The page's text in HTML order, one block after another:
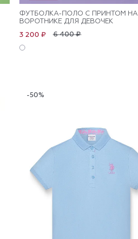
ФУТБОЛКА-ПОЛО С ПРИНТОМ НА
ВОРОТНИКЕ ДЛЯ ДЕВОЧЕК
6 400 ₽
3 200 ₽
-50%